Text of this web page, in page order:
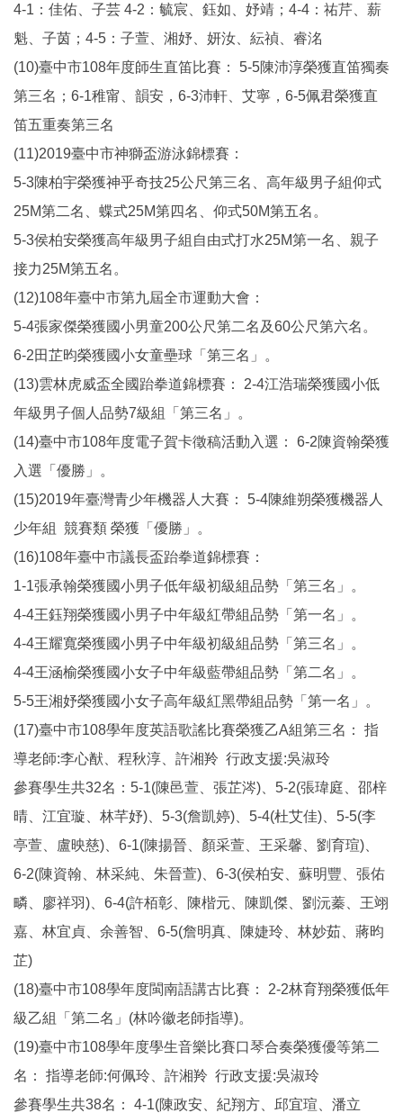
4-1：佳佑、子芸 4-2：毓宸、鈺如、妤靖；4-4：祐芹、薪
魁、子茵；4-5：子萱、湘妤、妍汝、紜禎、睿洺
(10)臺中市108年度師生直笛比賽： 5-5陳沛淳榮獲直笛獨奏
第三名；6-1稚甯、韻安，6-3沛軒、艾寧，6-5佩君榮獲直
笛五重奏第三名
(11)2019臺中市神獅盃游泳錦標賽：
5-3陳柏宇榮獲神乎奇技25公尺第三名、高年級男子組仰式
25M第二名、蝶式25M第四名、仰式50M第五名。
5-3侯柏安榮獲高年級男子組自由式打水25M第一名、親子
接力25M第五名。
(12)108年臺中市第九屆全市運動大會：
5-4張家傑榮獲國小男童200公尺第二名及60公尺第六名。
6-2田芷昀榮獲國小女童壘球「第三名」。
(13)雲林虎威盃全國跆拳道錦標賽： 2-4江浩瑞榮獲國小低
年級男子個人品勢7級組「第三名」。
(14)臺中市108年度電子賀卡徵稿活動入選： 6-2陳資翰榮獲
入選「優勝」。
(15)2019年臺灣青少年機器人大賽： 5-4陳維朔榮獲機器人
少年組 競賽類 榮獲「優勝」。
(16)108年臺中市議長盃跆拳道錦標賽：
1-1張承翰榮獲國小男子低年級初級組品勢「第三名」。
4-4王鈺翔榮獲國小男子中年級紅帶組品勢「第一名」。
4-4王耀寬榮獲國小男子中年級初級組品勢「第三名」。
4-4王涵榆榮獲國小女子中年級藍帶組品勢「第二名」。
5-5王湘妤榮獲國小女子高年級紅黑帶組品勢「第一名」。
(17)臺中市108學年度英語歌謠比賽榮獲乙A組第三名： 指
導老師:李心猷、程秋淳、許湘羚 行政支援:吳淑玲
參賽學生共32名：5-1(陳邑萱、張芷涔)、5-2(張瑋庭、邵梓
晴、江宜璇、林芊妤)、5-3(詹凱婷)、5-4(杜艾佳)、5-5(李
亭萱、盧映慈)、6-1(陳揚晉、顏采萱、王采馨、劉育瑄)、
6-2(陳資翰、林采純、朱晉萱)、6-3(侯柏安、蘇明豐、張佑
疄、廖祥羽)、6-4(許栢彰、陳楷元、陳凱傑、劉沅蓁、王翊
嘉、林宜貞、余善智、6-5(詹明真、陳婕玲、林妙茹、蔣昀
芷)
(18)臺中市108學年度閩南語講古比賽： 2-2林育翔榮獲低年
級乙組「第二名」(林吟徽老師指導)。
(19)臺中市108學年度學生音樂比賽口琴合奏榮獲優等第二
名： 指導老師:何佩玲、許湘羚 行政支援:吳淑玲
參賽學生共38名： 4-1(陳政安、紀翔方、邱宜瑄、潘立